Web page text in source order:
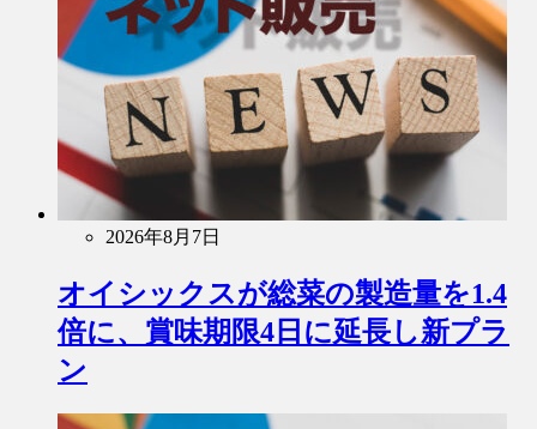
2026年8月7日
オイシックスが総菜の製造量を1.4
倍に、賞味期限4日に延長し新プラ
ン